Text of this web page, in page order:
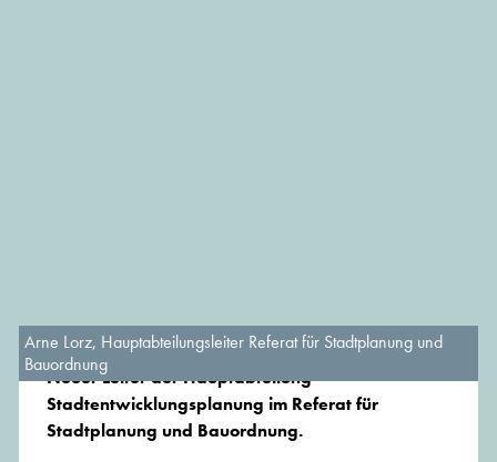
Arne Lorz, Hauptabteilungsleiter Referat für Stadtplanung und
Bauordnung
Neuer Leiter der Hauptabteilung
Stadtentwicklungsplanung im Referat für
Stadtplanung und Bauordnung.